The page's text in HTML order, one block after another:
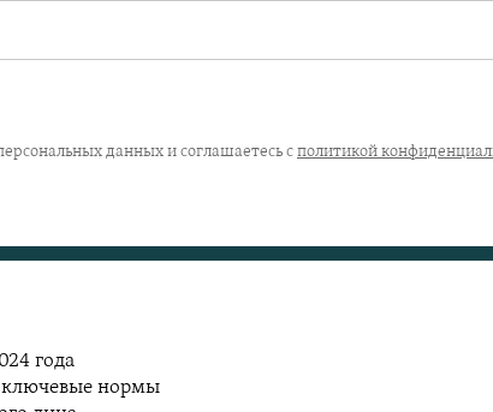
данных и соглашаетесь с политикой
года
ключевые нормы